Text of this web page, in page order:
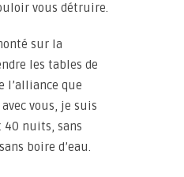
vous détruire.
sur la
les tables de
l’alliance que
vous, je suis
40 nuits, sans
boire d’eau.